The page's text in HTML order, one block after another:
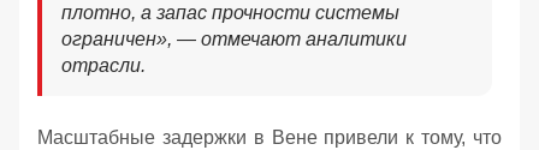
плотно, а запас прочности системы
ограничен», — отмечают аналитики
отрасли.
Масштабные задержки в Вене привели к тому, что